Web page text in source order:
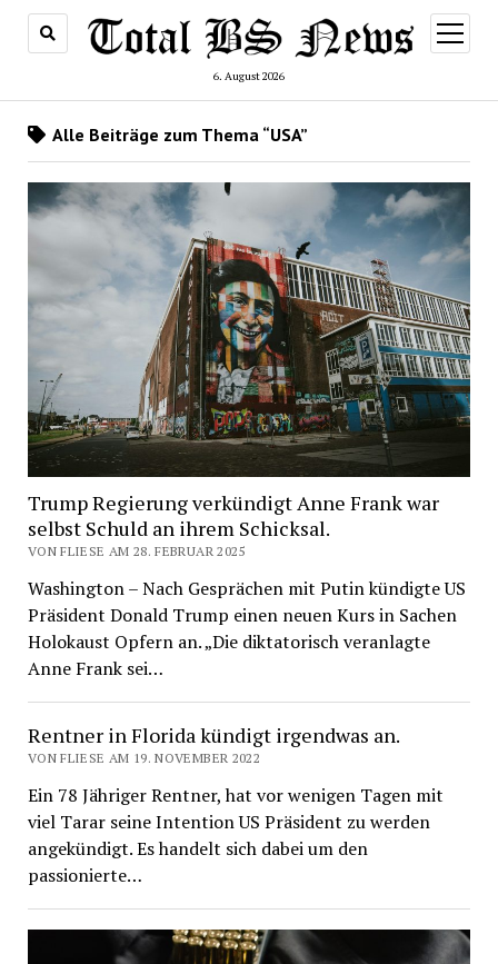
6. August 2026
Menü
öffnen
Alle Beiträge zum Thema “USA”
Trump Regierung verkündigt Anne Frank war
selbst Schuld an ihrem Schicksal.
VON FLIESE AM 28. FEBRUAR 2025
Washington – Nach Gesprächen mit Putin kündigte US
Präsident Donald Trump einen neuen Kurs in Sachen
Holokaust Opfern an. „Die diktatorisch veranlagte
Anne Frank sei…
Rentner in Florida kündigt irgendwas an.
VON FLIESE AM 19. NOVEMBER 2022
Ein 78 Jähriger Rentner, hat vor wenigen Tagen mit
viel Tarar seine Intention US Präsident zu werden
angekündigt. Es handelt sich dabei um den
passionierte…